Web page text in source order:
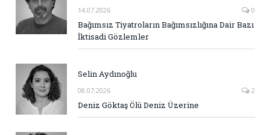
14.07.2026 0
Bağımsız Tiyatroların Bağımsızlığına Dair Bazı
İktisadi Gözlemler
Selin Aydınoğlu
08.07.2026 2
Deniz Göktaş Ölü Deniz Üzerine